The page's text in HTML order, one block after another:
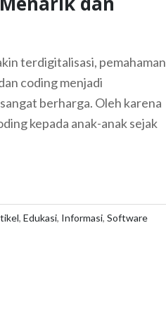
terdigitalisasi, pemahaman
coding menjadi
berharga. Oleh karena
kepada anak-anak sejak
, Edukasi, Informasi, Software